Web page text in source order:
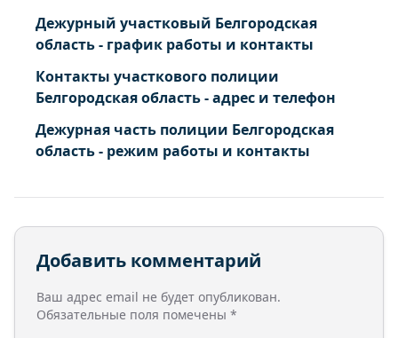
Шебекино г. Шебекино г. Чайковского ул.
Шебекино г. Шебекино г. Чураевская ул.
Шебекино г. Шебекино г. Шевченко ул.
Дежурный участковый Белгородская
область - график работы и контакты
Контакты участкового полиции
Белгородская область - адрес и телефон
Дежурная часть полиции Белгородская
область - режим работы и контакты
Добавить комментарий
Ваш адрес email не будет опубликован.
Обязательные поля помечены *